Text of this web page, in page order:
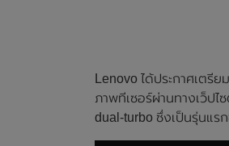
Lenovo ได้ประกาศเตรี
ภาพทีเซอร์ผ่านทางเว็ป
dual-turbo ซึ่งเป็นรุ่นแร